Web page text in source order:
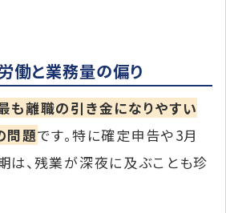
働と業務量の偏り
も離職の引き金になりやすい
問題です。特に確定申告や3月
は、残業が深夜に及ぶことも珍